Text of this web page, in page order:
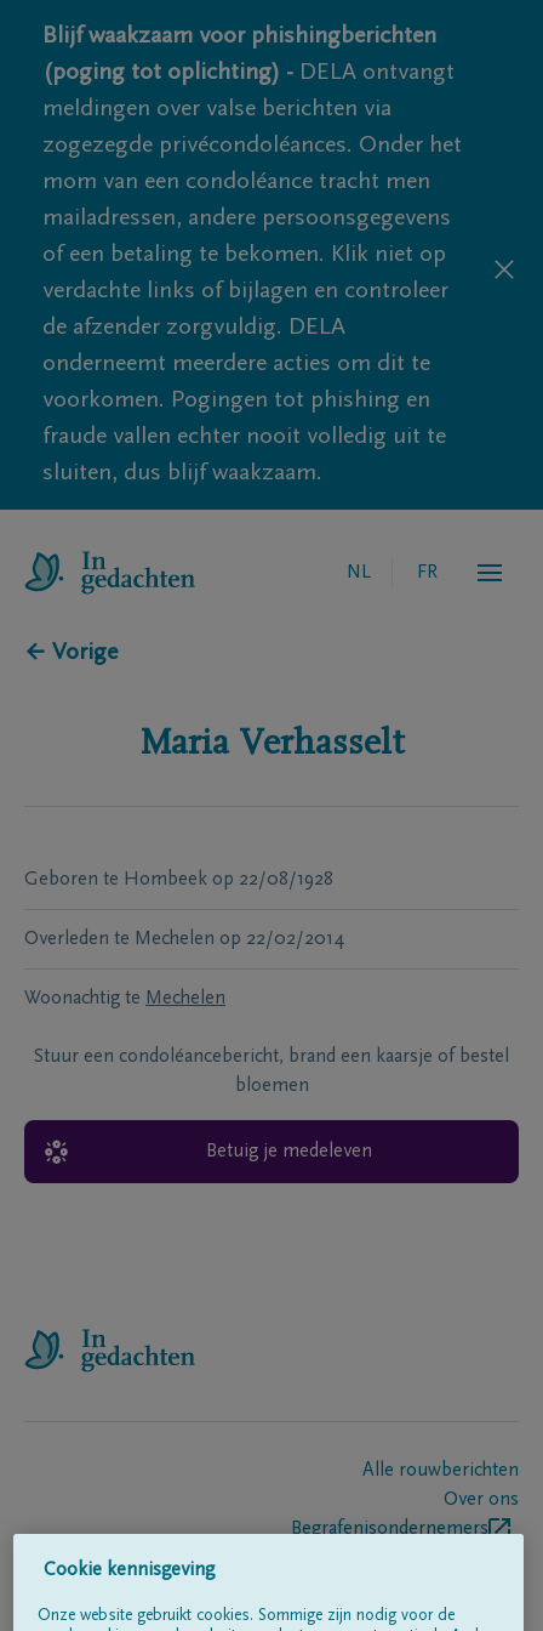
Blijf waakzaam voor phishingberichten
(poging tot oplichting) - DELA ontvangt
meldingen over valse berichten via
zogezegde privécondoléances. Onder het
mom van een condoléance tracht men
mailadressen, andere persoonsgegevens
of een betaling te bekomen. Klik niet op
verdachte links of bijlagen en controleer
de afzender zorgvuldig. DELA
onderneemt meerdere acties om dit te
voorkomen. Pogingen tot phishing en
fraude vallen echter nooit volledig uit te
sluiten, dus blijf waakzaam.
NL FR
← Vorige
Maria Verhasselt
Geboren te Hombeek op 22/08/1928
Overleden te Mechelen op 22/02/2014
Woonachtig te Mechelen
Stuur een condoléancebericht, brand een kaarsje of bestel
bloemen
Betuig je medeleven
Alle rouwberichten
Over ons
Begrafenisondernemers
Cookie kennisgeving
Onze website gebruikt cookies. Sommige zijn nodig voor de